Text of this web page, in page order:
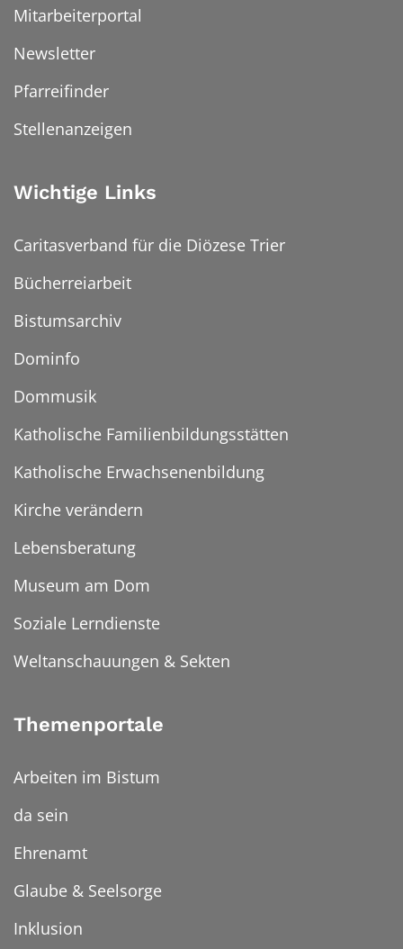
Mitarbeiterportal
Newsletter
Pfarreifinder
Stellenanzeigen
Wichtige Links
Caritasverband für die Diözese Trier
Bücherreiarbeit
Bistumsarchiv
Dominfo
Dommusik
Katholische Familienbildungsstätten
Katholische Erwachsenenbildung
Kirche verändern
Lebensberatung
Museum am Dom
Soziale Lerndienste
Weltanschauungen & Sekten
Themenportale
Arbeiten im Bistum
da sein
Ehrenamt
Glaube & Seelsorge
Inklusion